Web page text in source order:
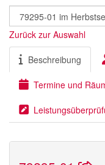
Zurück zur Auswahl
Beschreibung
Termine und